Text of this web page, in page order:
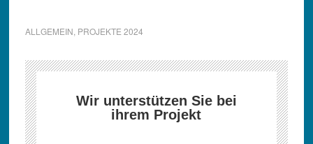
ALLGEMEIN PROJEKTE 2024
Wir unterstützen Sie bei
ihrem Projekt